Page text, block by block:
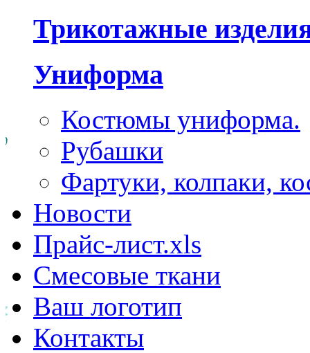
Трикотажные
Униформа
Костюмы униформа.
Рубашки
Фартуки, колпаки,
Новости
Прайс-лист.xls
Смесовые ткани
Ваш логотип
Контакты